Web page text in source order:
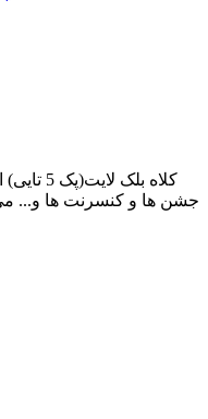
کلاه
جشن ها و کنسرنت ها و...